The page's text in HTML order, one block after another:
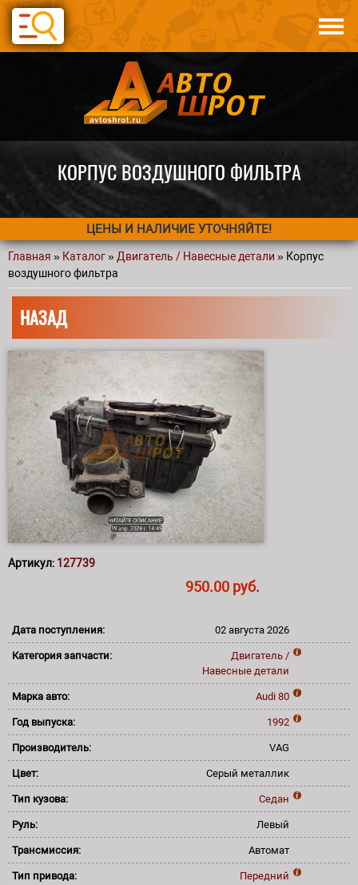
Перейти к основному содержанию
Авто по запчастям
Статьи
КОРПУС ВОЗДУШНОГО ФИЛЬТРА
ЦЕНЫ И НАЛИЧИЕ УТОЧНЯЙТЕ!
Вы здесь
Главная » Каталог» Двигатель / Навесные детали » Корпус
воздушного фильтра
НАЗАД
Артикул: 127739
950.00 руб.
Дата поступления: 02 августа 2026
Категория запчасти:
Двигатель /
Навесные детали
Марка авто: Audi 80
Год выпуска: 1992
Производитель: VAG
Цвет: Серый металлик
Тип кузова: Седан
Руль: Левый
Трансмиссия: Автомат
Тип привода: Передний